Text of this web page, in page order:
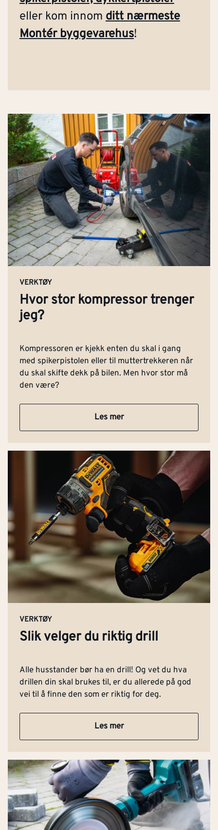
eller kom innom ditt nærmeste
Montér byggevarehus!
VERKTØY
Hvor stor kompressor trenger
jeg?
Kompressoren er kjekk enten du skal i gang
med spikerpistolen eller til muttertrekkeren når
du skal skifte dekk på bilen. Men hvor stor må
den være?
Les mer
VERKTØY
Slik velger du riktig drill
Alle husstander bør ha en drill! Og vet du hva
drillen din skal brukes til, er du allerede på god
vei til å finne den som er riktig for deg.
Les mer